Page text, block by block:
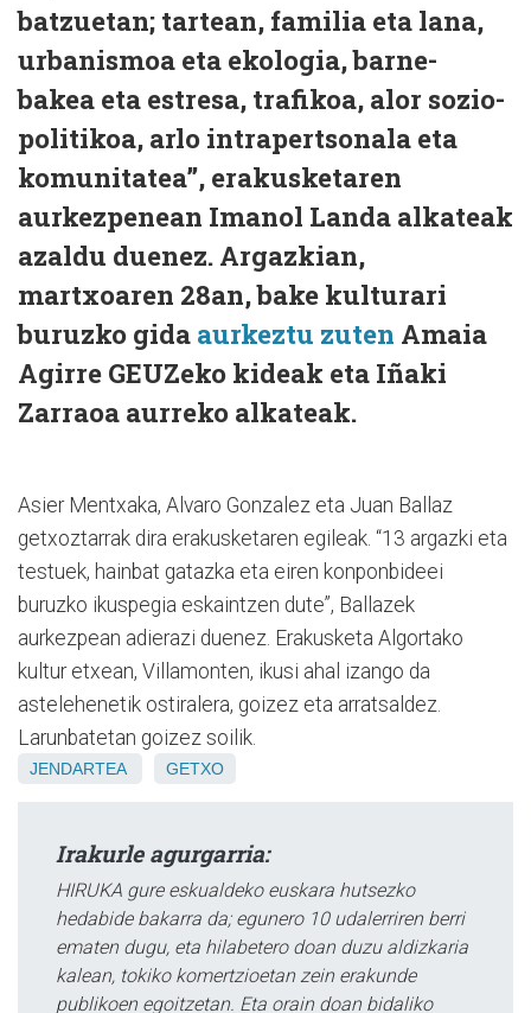
batzuetan; tartean, familia eta lana,
urbanismoa eta ekologia, barne-
bakea eta estresa, trafikoa, alor sozio-
politikoa, arlo intrapertsonala eta
komunitatea”, erakusketaren
aurkezpenean Imanol Landa alkateak
azaldu duenez. Argazkian,
martxoaren 28an, bake kulturari
buruzko gida aurkeztu zuten Amaia
Agirre GEUZeko kideak eta Iñaki
Zarraoa aurreko alkateak.
Asier Mentxaka, Alvaro Gonzalez eta Juan Ballaz
getxoztarrak dira erakusketaren egileak. “13 argazki eta
testuek, hainbat gatazka eta eiren konponbideei
buruzko ikuspegia eskaintzen dute”, Ballazek
aurkezpean adierazi duenez. Erakusketa Algortako
kultur etxean, Villamonten, ikusi ahal izango da
astelehenetik ostiralera, goizez eta arratsaldez.
Larunbatetan goizez soilik.
JENDARTEA GETXO
Irakurle agurgarria:
HIRUKA gure eskualdeko euskara hutsezko
hedabide bakarra da; egunero 10 udalerriren berri
ematen dugu, eta hilabetero doan duzu aldizkaria
kalean, tokiko komertzioetan zein erakunde
publikoen egoitzetan. Eta orain doan bidaliko